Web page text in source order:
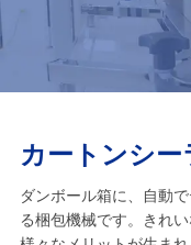
カートンシー
ダンボール箱に、自動
る梱包機械です。きれ